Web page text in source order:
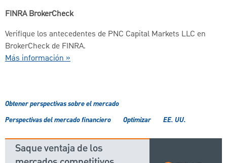
FINRA BrokerCheck
Verifique los antecedentes de PNC Capital Markets LLC en
BrokerCheck de FINRA.
Más información »
Obtener perspectivas sobre el mercado
Perspectivas del mercado financiero
Optimizar EE. UU.
Saque ventaja de los